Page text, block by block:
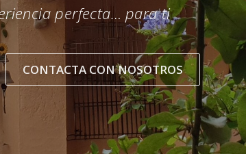
y tu familia o grupo de
CONTACTA CON NOSOTROS